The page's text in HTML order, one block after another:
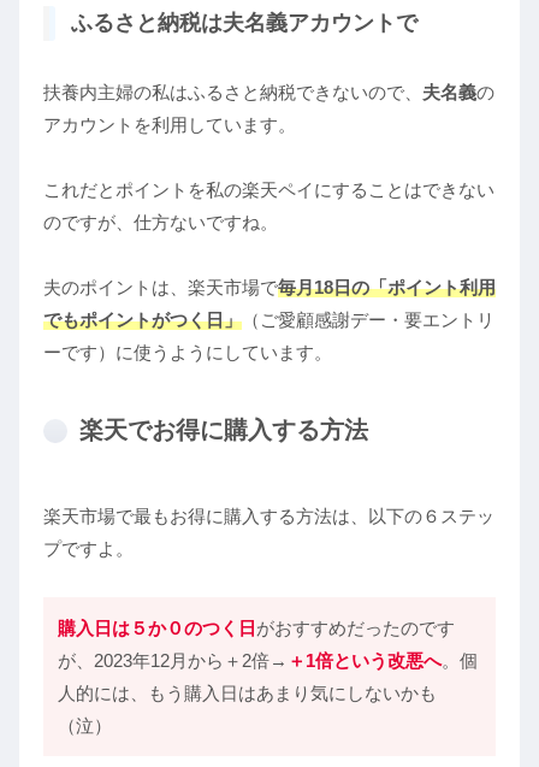
ふるさと納税は夫名義アカウントで
扶養内主婦の私はふるさと納税できないので、 夫名義の
アカウントを利用しています。
これだとポイントを私の楽天ペイにすることはできない
のですが、仕方ないですね。
夫のポイントは、楽天市場で毎月18日の「ポイント利用
でもポイントがつく日」 （ご愛顧感謝デー・要エントリ
ーです）に使うようにしています。
楽天でお得に購入する方法
楽天市場で最もお得に購入する方法は、以下の６ステッ
プですよ。
購入日は５か０のつく日 がおすすめだったのです
が、2023年12月から＋2倍→ ＋1倍という改悪へ。個
人的には、もう購入日はあまり気にしないかも
（泣）